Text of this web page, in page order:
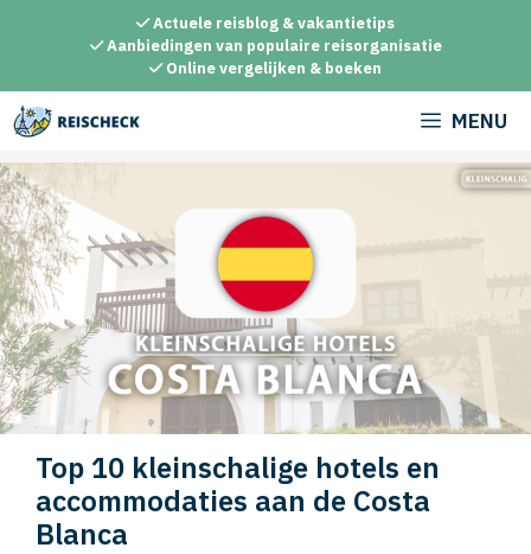
inhoud
Actuele reisblog & vakantietips
Aanbiedingen van populaire reisorganisatie
Online vergelijken & boeken
MENU
Top 10 kleinschalige hotels en
accommodaties aan de Costa
Blanca